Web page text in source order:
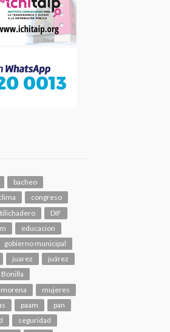
bacheo
congreso
DIF
educacion
gobierno municipal
juarez
juárez
morena
mujeres
paam
pan
seguridad